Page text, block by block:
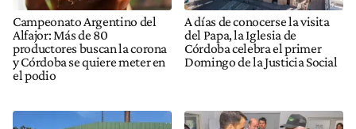
Campeonato Argentino del
Alfajor: Más de 80
productores buscan la corona
y Córdoba se quiere meter en
el podio
A días de conocerse la visita
del Papa, la Iglesia de
Córdoba celebra el primer
Domingo de la Justicia Social